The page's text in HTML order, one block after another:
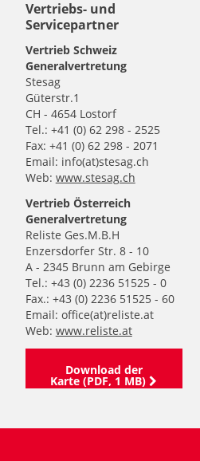
Vertriebs- und
Servicepartner
Vertrieb Schweiz
Generalvertretung
Stesag
Güterstr.1
CH - 4654 Lostorf
Tel.: +41 (0) 62 298 - 2525
Fax: +41 (0) 62 298 - 2071
Email: info(at)stesag.ch
Web: www.stesag.ch
Vertrieb Österreich
Generalvertretung
Reliste Ges.M.B.H
Enzersdorfer Str. 8 - 10
A - 2345 Brunn am Gebirge
Tel.: +43 (0) 2236 51525 - 0
Fax.: +43 (0) 2236 51525 - 60
Email: office(at)reliste.at
Web: www.reliste.at
Download der
Karte (PDF, 1 MB)